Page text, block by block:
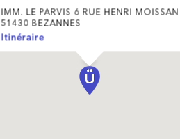
IMM. LE PARVIS 6 RUE HENRI MOISSAN
51430 BEZANNES
Itinéraire